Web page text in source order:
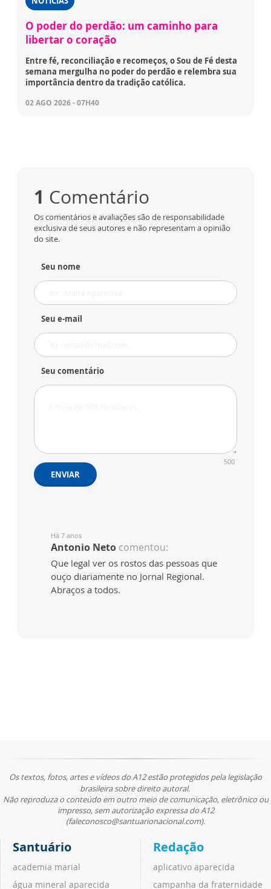
O poder do perdão: um caminho para
libertar o coração
Entre fé, reconciliação e recomeços, o Sou de Fé desta
semana mergulha no poder do perdão e relembra sua
importância dentro da tradição católica.
02 AGO 2026 - 07H40
1 Comentário
Os comentários e avaliações são de responsabilidade
exclusiva de seus autores e não representam a opinião
do site.
Seu nome
Seu e-mail
Seu comentário
500
ENVIAR
Há 7 anos
Antonio Neto comentou:
Que legal ver os rostos das pessoas que
ouço diariamente no Jornal Regional.
Abraços a todos.
Os textos, fotos, artes e vídeos do A12 estão protegidos pela legislação
brasileira sobre direito autoral.
Não reproduza o conteúdo em outro meio de comunicação, eletrônico ou
impresso, sem autorização expressa do A12
(faleconosco@santuarionacional.com).
Santuário
academia marial
água mineral aparecida
Redação
aplicativo aparecida
campanha da fraternidade